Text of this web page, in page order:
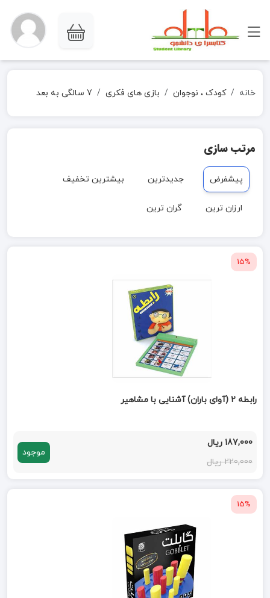
خانه کودک ، نوجوان بازی های فکری 7 سالگی به بعد
مرتب سازی
پیشفرض جدیدترین بیشترین تخفیف
ارزان ترین گران ترین
15%
رابطه 2 (آوای باران) آشنایی با مشاهیر
187,000 ریال
220,000 ریال
موجود
15%